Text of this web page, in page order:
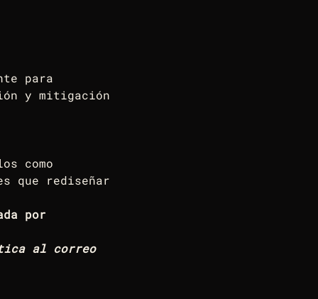
para
y mitigación
como
que rediseñar
por
al correo